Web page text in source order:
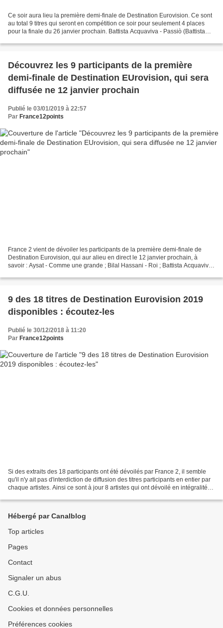
Ce soir aura lieu la première demi-finale de Destination Eurovision. Ce sont
au total 9 titres qui seront en compétition ce soir pour seulement 4 places
pour la finale du 26 janvier prochain. Battista Acquaviva - Passiò (Battista
Découvrez les 9 participants de la première
demi-finale de Destination EUrovision, qui sera
diffusée ne 12 janvier prochain
Publié le 03/01/2019 à 22:57
Par France12points
France 2 vient de dévoiler les participants de la première demi-finale de
Destination Eurovision, qui aur alieu en direct le 12 janvier prochain, à
savoir : Aysat - Comme une grande ; Bilal Hassani - Roi ; Battista Acquaviva
9 des 18 titres de Destination Eurovision 2019
disponibles : écoutez-les
Publié le 30/12/2018 à 11:20
Par France12points
Si des extraits des 18 participants ont été dévoilés par France 2, il semble
qu'il n'y ait pas d'interdiction de diffusion des titres participants en entier par
chaque artistes. Ainsi ce sont à jour 8 artistes qui ont dévoilé en intégralité
Hébergé par Canalblog
Top articles
Pages
Contact
Signaler un abus
C.G.U.
Cookies et données personnelles
Préférences cookies